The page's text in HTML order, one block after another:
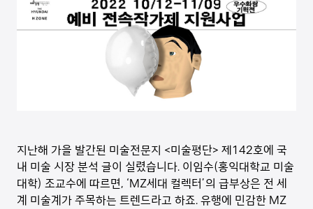
지난해 가을 발간된 미술전문지 <미술평단> 제142호에 국
내 미술 시장 분석 글이 실렸습니다. 이임수(홍익대학교 미술
대학) 조교수에 따르면, ‘MZ세대 컬렉터’의 급부상은 전 세
계 미술계가 주목하는 트렌드라고 하죠. 유행에 민감한 MZ